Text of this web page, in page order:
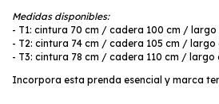
Medidas disponibles:
- T1: cintura 70 cm / cadera 100 cm / largo
- T2: cintura 74 cm / cadera 105 cm / largo
- T3: cintura 78 cm / cadera 110 cm / largo
Incorpora esta prenda esencial y marca